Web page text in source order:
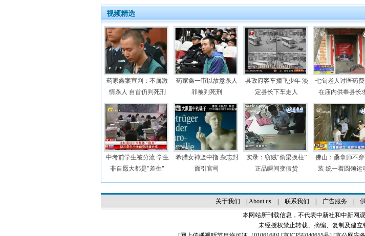
视频精选
药家鑫案宣判：不属激
情杀人 自首仍判死刑
药家鑫一审以故意杀人
罪被判死刑
县政府客车撞飞少年 淡
定县长下车走人
七旬老人讨医药
在庙内供奉县长
中考前学生被分流 学生
非自愿大都是"差生"
希腊女神竖中指 杂志封
面引官司
实录：窃贼“偷梁换柱”
正品瞬间变假货
佛山：桑拿师不
装 统一着圆领运
关于我们 About us| 联系我们 广告服务|
本网站所刊载信息，不代表中新社和中新网
未经授权禁止转载、摘编、复制及建立